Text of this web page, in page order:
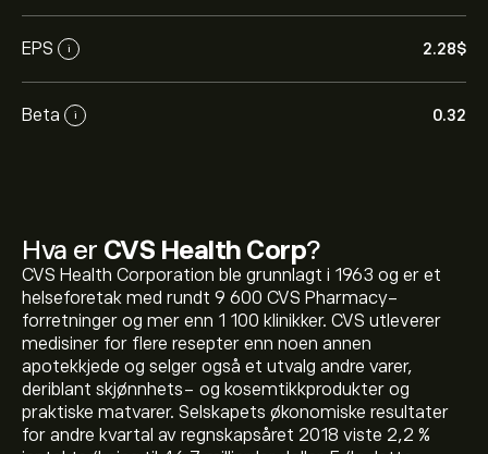
EPS i 2.28‎$‎
Beta i 0.32
Hva er CVS Health Corp?
CVS Health Corporation ble grunnlagt i 1963 og er et
helseforetak med rundt 9 600 CVS Pharmacy-
forretninger og mer enn 1 100 klinikker. CVS utleverer
medisiner for flere resepter enn noen annen
apotekkjede og selger også et utvalg andre varer,
deriblant skjønnhets- og kosemtikkprodukter og
praktiske matvarer. Selskapets økonomiske resultater
for andre kvartal av regnskapsåret 2018 viste 2,2 %